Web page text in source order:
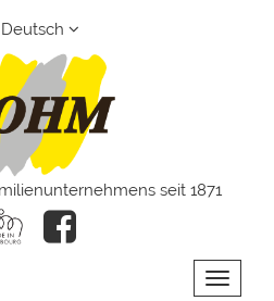
Deutsch
seit 1871
Toggle